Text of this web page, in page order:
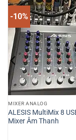
-10%
MIXER ANALOG
ALESIS MultiMix 8
Mixer Âm Thanh